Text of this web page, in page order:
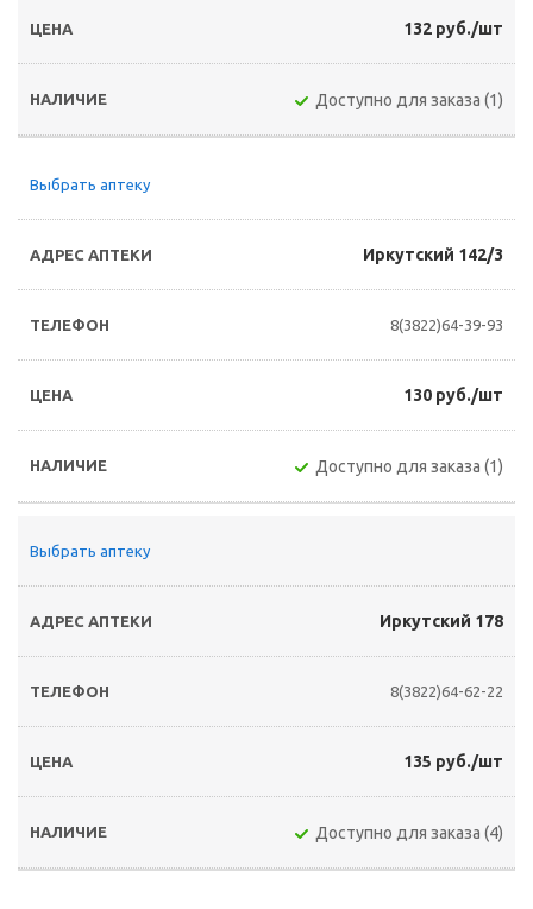
132 руб./шт
Доступно для заказа (1)
Выбрать аптеку
Иркутский 142/3
8(3822)64-39-93
130 руб./шт
Доступно для заказа (1)
Выбрать аптеку
Иркутский 178
8(3822)64-62-22
135 руб./шт
Доступно для заказа (4)